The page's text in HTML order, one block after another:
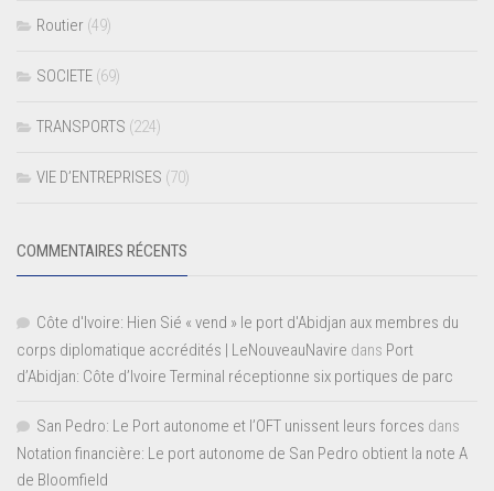
Routier (49)
SOCIETE (69)
TRANSPORTS (224)
VIE D’ENTREPRISES (70)
COMMENTAIRES RÉCENTS
Côte d'Ivoire: Hien Sié « vend » le port d'Abidjan aux membres du
corps diplomatique accrédités | LeNouveauNavire dans Port
d’Abidjan: Côte d’Ivoire Terminal réceptionne six portiques de parc
San Pedro: Le Port autonome et l’OFT unissent leurs forces dans
Notation financière: Le port autonome de San Pedro obtient la note A
de Bloomfield